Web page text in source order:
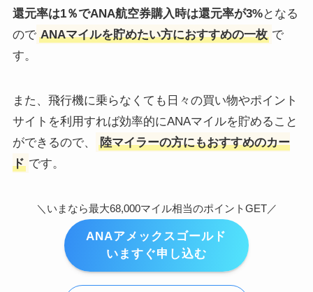
還元率は1％でANA航空券購入時は還元率が3%となる
ので ANAマイルを貯めたい方におすすめの一枚 で
す。
また、飛行機に乗らなくても日々の買い物やポイント
サイトを利用すれば効率的にANAマイルを貯めること
ができるので、
陸マイラーの方にもおすすめのカー
ド です。
＼いまなら最大68,000マイル相当のポイントGET／
ANAアメックスゴールド
いますぐ申し込む